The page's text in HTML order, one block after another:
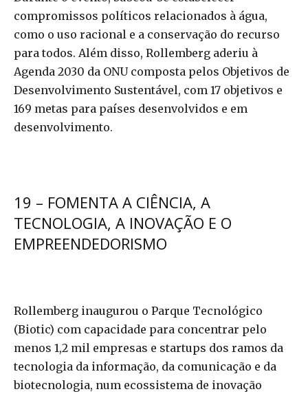
compromissos políticos relacionados à água,
como o uso racional e a conservação do recurso
para todos. Além disso, Rollemberg aderiu à
Agenda 2030 da ONU composta pelos Objetivos de
Desenvolvimento Sustentável, com 17 objetivos e
169 metas para países desenvolvidos e em
desenvolvimento.
19 – FOMENTA A CIÊNCIA, A
TECNOLOGIA, A INOVAÇÃO E O
EMPREENDEDORISMO
Rollemberg inaugurou o Parque Tecnológico
(Biotic) com capacidade para concentrar pelo
menos 1,2 mil empresas e startups dos ramos da
tecnologia da informação, da comunicação e da
biotecnologia, num ecossistema de inovação